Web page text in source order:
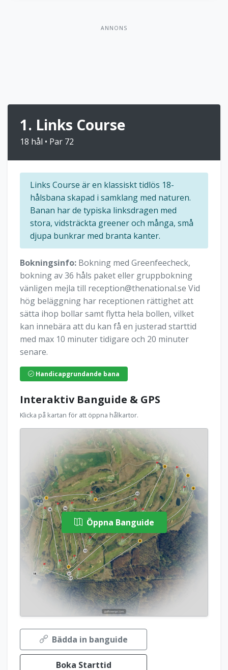
ANNONS
1. Links Course
18 hål • Par 72
Links Course är en klassiskt tidlös 18-
hålsbana skapad i samklang med naturen.
Banan har de typiska linksdragen med
stora, vidsträckta greener och många, små
djupa bunkrar med branta kanter.
Bokningsinfo: Bokning med Greenfeecheck,
bokning av 36 håls paket eller gruppbokning
vänligen mejla till reception@thenational.se Vid
hög beläggning har receptionen rättighet att
sätta ihop bollar samt flytta hela bollen, vilket
kan innebära att du kan få en justerad starttid
med max 10 minuter tidigare och 20 minuter
senare.
Handicapgrundande bana
Interaktiv Banguide & GPS
Klicka på kartan för att öppna hålkartor.
Öppna Banguide
Bädda in banguide
Boka Starttid